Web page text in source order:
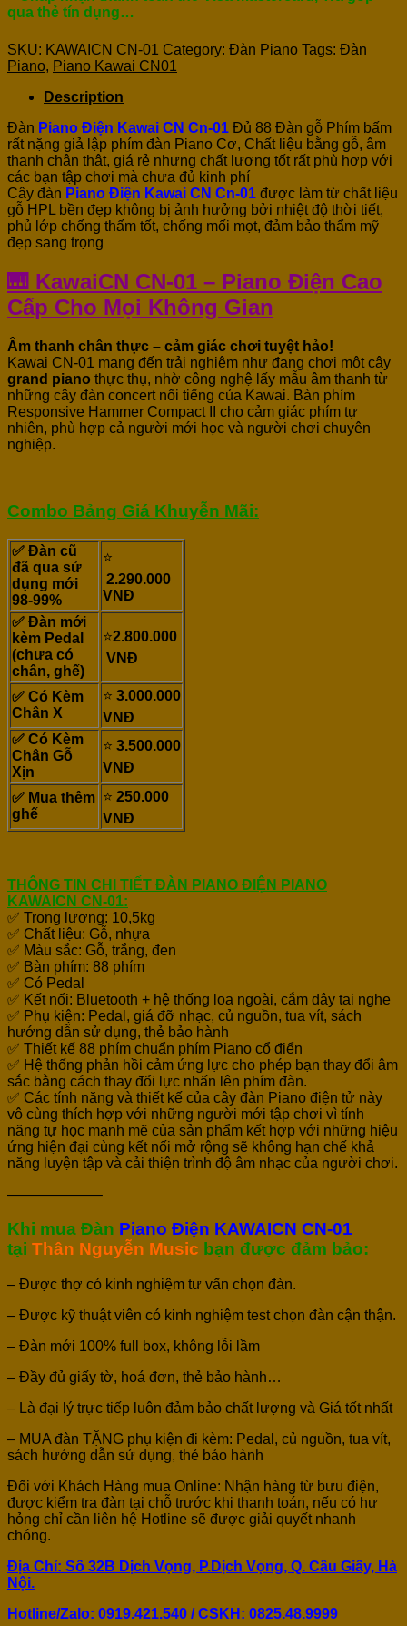
qua thẻ tín dụng…
SKU: KAWAICN CN-01 Category: Đàn Piano Tags: Đàn
Piano, Piano Kawai CN01
Description
Đàn Piano Điện Kawai CN Cn-01 Đủ 88 Đàn gỗ Phím bấm
rất nặng giả lập phím đàn Piano Cơ, Chất liệu bằng gỗ, âm
thanh chân thật, giá rẻ nhưng chất lượng tốt rất phù hợp với
các bạn tập chơi mà chưa đủ kinh phí
Cây đàn Piano Điện Kawai CN Cn-01 được làm từ chất liệu
gỗ HPL bền đẹp không bị ảnh hưởng bởi nhiệt độ thời tiết,
phủ lớp chống thấm tốt, chống mối mọt, đảm bảo thẩm mỹ
đẹp sang trọng
🎹 KawaiCN CN-01 – Piano Điện Cao
Cấp Cho Mọi Không Gian
Âm thanh chân thực – cảm giác chơi tuyệt hảo!
Kawai CN-01 mang đến trải nghiệm như đang chơi một cây
grand piano thực thụ, nhờ công nghệ lấy mẫu âm thanh từ
những cây đàn concert nổi tiếng của Kawai. Bàn phím
Responsive Hammer Compact II cho cảm giác phím tự
nhiên, phù hợp cả người mới học và người chơi chuyên
nghiệp.
Combo Bảng Giá Khuyễn Mãi:
✅ Đàn cũ
đã qua sử
dụng mới
98-99%
⭐
2.290.000
VNĐ
✅ Đàn mới
kèm Pedal
(chưa có
chân, ghế)
⭐2.800.000
VNĐ
✅ Có Kèm
Chân X
⭐ 3.000.000
VNĐ
✅ Có Kèm
Chân Gỗ
Xịn
⭐ 3.500.000
VNĐ
✅ Mua thêm
ghế
⭐ 250.000
VNĐ
THÔNG TIN CHI TIẾT ĐÀN PIANO ĐIỆN PIANO
KAWAICN CN-01:
✅ Trọng lượng: 10,5kg
✅ Chất liệu: Gỗ, nhựa
✅ Màu sắc: Gỗ, trắng, đen
✅ Bàn phím: 88 phím
✅ Có Pedal
✅ Kết nối: Bluetooth + hệ thống loa ngoài, cắm dây tai nghe
✅ Phụ kiện: Pedal, giá đỡ nhạc, củ nguồn, tua vít, sách
hướng dẫn sử dụng, thẻ bảo hành
✅ Thiết kế 88 phím chuẩn phím Piano cổ điển
✅ Hệ thống phản hồi cảm ứng lực cho phép bạn thay đổi âm
sắc bằng cách thay đổi lực nhấn lên phím đàn.
✅ Các tính năng và thiết kế của cây đàn Piano điện tử này
vô cùng thích hợp với những người mới tập chơi vì tính
năng tự học mạnh mẽ của sản phẩm kết hợp với những hiệu
ứng hiện đại cùng kết nối mở rộng sẽ không hạn chế khả
năng luyện tập và cải thiện trình độ âm nhạc của người chơi.
——————–
Khi mua Đàn Piano Điện KAWAICN CN-01
tại Thân Nguyễn Music bạn được đảm bảo:
– Được thợ có kinh nghiệm tư vấn chọn đàn.
– Được kỹ thuật viên có kinh nghiệm test chọn đàn cận thận.
– Đàn mới 100% full box, không lỗi lầm
– Đầy đủ giấy tờ, hoá đơn, thẻ bảo hành…
– Là đại lý trực tiếp luôn đảm bảo chất lượng và Giá tốt nhất
– MUA đàn TẶNG phụ kiện đi kèm: Pedal, củ nguồn, tua vít,
sách hướng dẫn sử dụng, thẻ bảo hành
Đối với Khách Hàng mua Online: Nhận hàng từ bưu điện,
được kiểm tra đàn tại chỗ trước khi thanh toán, nếu có hư
hỏng chỉ cần liên hệ Hotline sẽ được giải quyết nhanh
chóng.
Địa Chỉ: Số 32B Dịch Vọng, P.Dịch Vọng, Q. Cầu Giấy, Hà
Nội.
Hotline/Zalo: 0919.421.540 / CSKH: 0825.48.9999